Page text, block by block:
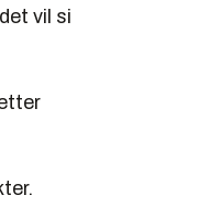
vil si